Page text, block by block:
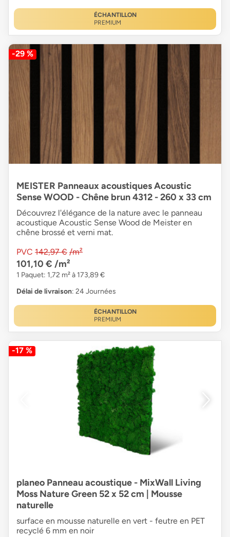
ÉCHANTILLON
PREMIUM
-29 %
MEISTER Panneaux acoustiques Acoustic
Sense WOOD - Chêne brun 4312 - 260 x 33 cm
Découvrez l'élégance de la nature avec le panneau
acoustique Acoustic Sense Wood de Meister en
chêne brossé et verni mat.
PVC 142,97 € /m²
101,10 € /m²
1 Paquet: 1,72 m² à 173,89 €
Délai de livraison: 24 Journées
ÉCHANTILLON
PREMIUM
-17 %
planeo Panneau acoustique - MixWall Living
Moss Nature Green 52 x 52 cm | Mousse
naturelle
surface en mousse naturelle en vert - feutre en PET
recyclé 6 mm en noir